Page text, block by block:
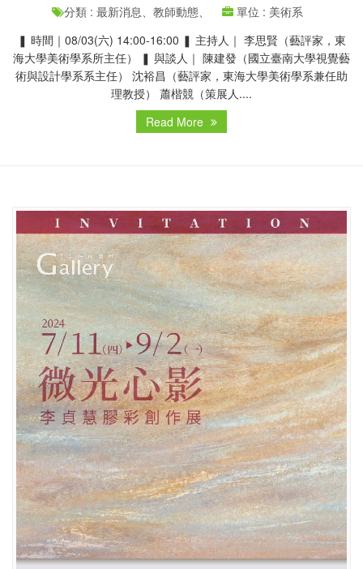
分類 : 最新消息、教師動態、
單位 : 美術系
❚ 時間｜08/03(六) 14:00-16:00 ❚ 主持人｜ 李思賢（藝評家，東
海大學美術學系所主任） ❚ 與談人｜ 陳建發（國立臺南大學視覺藝
術與設計學系系主任） 沈裕昌（藝評家，東海大學美術學系兼任助
理教授） 蕭楷競（策展人....
Read More